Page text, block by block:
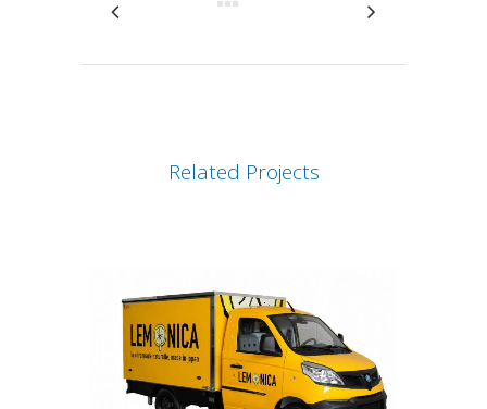
Related Projects